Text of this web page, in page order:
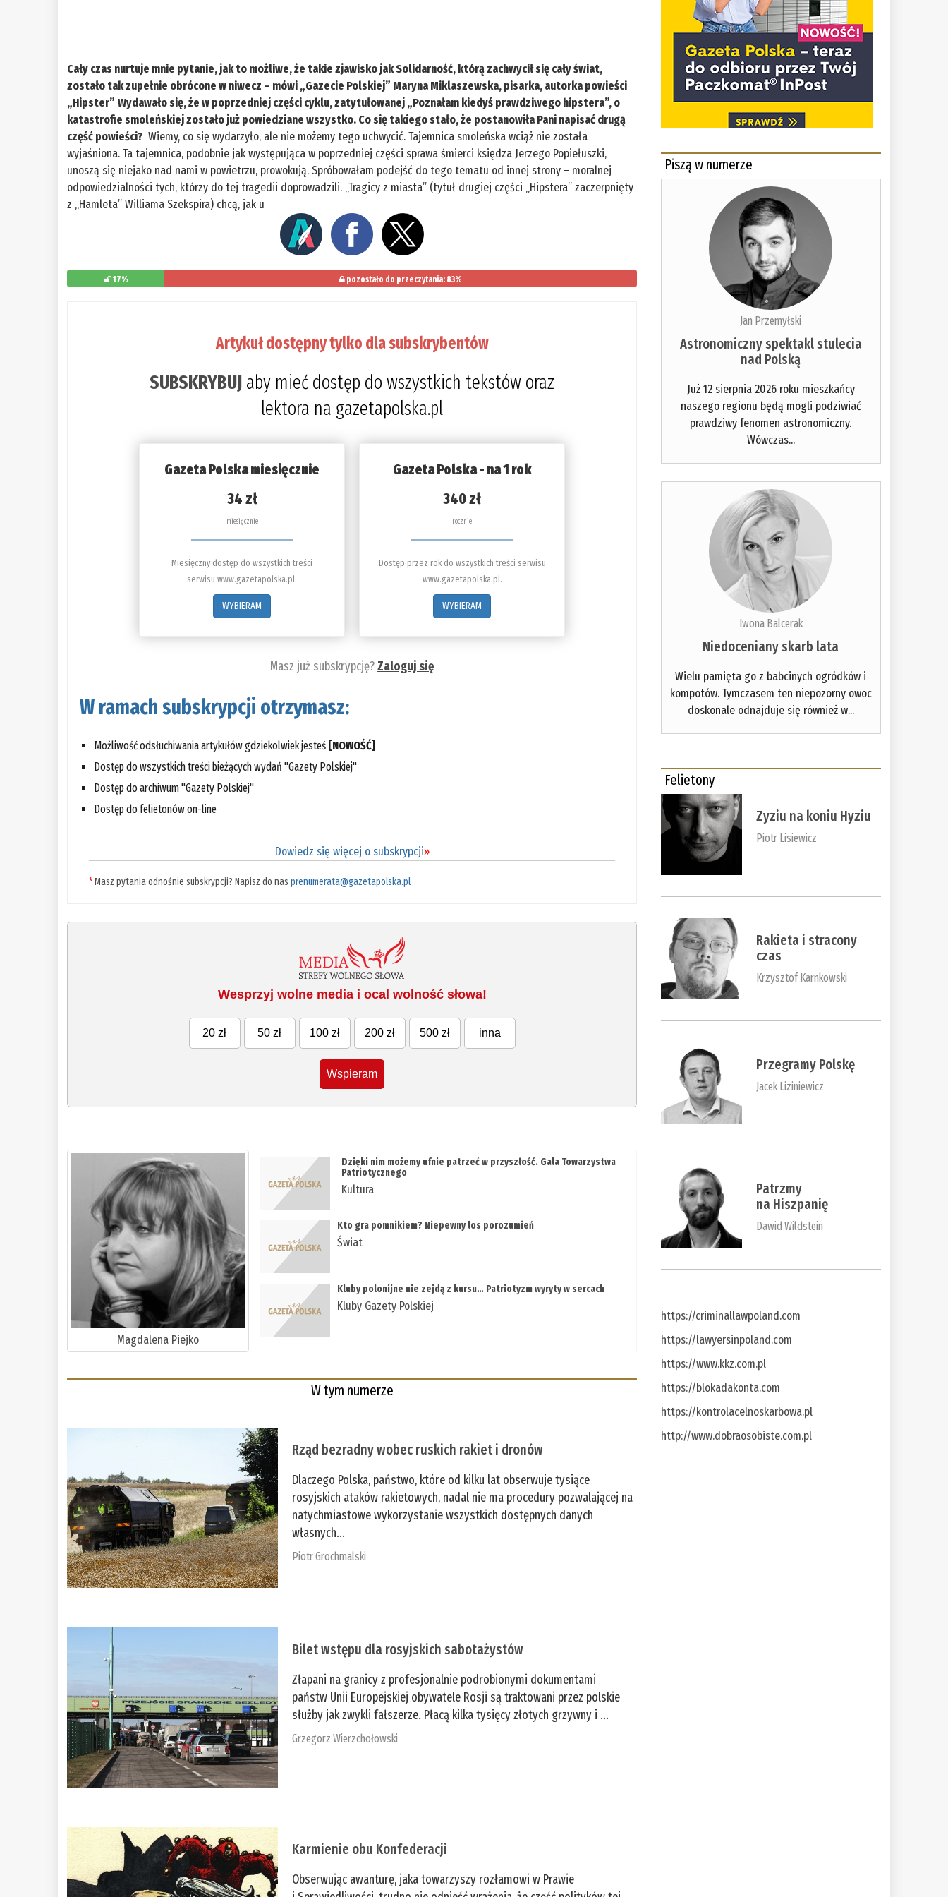
Cały czas nurtuje mnie pytanie, jak to możliwe, że takie zjawisko jak Solidarność, którą zachwycił się cały świat,
zostało tak zupełnie obrócone w niwecz – mówi „Gazecie Polskiej” Maryna Miklaszewska, pisarka, autorka powieści
„Hipster” Wydawało się, że w poprzedniej części cyklu, zatytułowanej „Poznałam kiedyś prawdziwego hipstera”, o
katastrofie smoleńskiej zostało już powiedziane wszystko. Co się takiego stało, że postanowiła Pani napisać drugą
część powieści? Wiemy, co się wydarzyło, ale nie możemy tego uchwycić. Tajemnica smoleńska wciąż nie została
wyjaśniona. Ta tajemnica, podobnie jak występująca w poprzedniej części sprawa śmierci księdza Jerzego Popiełuszki,
unoszą się niejako nad nami w powietrzu, prowokują. Spróbowałam podejść do tego tematu od innej strony – moralnej
odpowiedzialności tych, którzy do tej tragedii doprowadzili. „Tragicy z miasta” (tytuł drugiej części „Hipstera” zaczerpnięty
z „Hamleta” Williama Szekspira) chcą, jak u
17% pozostało do przeczytania: 83%
Artykuł dostępny tylko dla subskrybentów
SUBSKRYBUJ aby mieć dostęp do wszystkich tekstów oraz
lektora na gazetapolska.pl
Gazeta Polska miesięcznie
34 zł
miesięcznie
Miesięczny dostęp do wszystkich treści
serwisu www.gazetapolska.pl.
WYBIERAM
Gazeta Polska - na 1 rok
340 zł
rocznie
Dostęp przez rok do wszystkich treści serwisu
www.gazetapolska.pl.
WYBIERAM
Masz już subskrypcję?Zaloguj się
W ramach subskrypcji otrzymasz:
Możliwość odsłuchiwania artykułów gdziekolwiek jesteś [NOWOŚĆ]
Dostęp do wszystkich treści bieżących wydań "Gazety Polskiej"
Dostęp do archiwum "Gazety Polskiej"
Dostęp do felietonów on-line
Dowiedz się więcej o subskrypcji»
*Masz pytania odnośnie subskrypcji? Napisz do nasprenumerata@gazetapolska.pl
Wesprzyj wolne media i ocal wolność słowa!
20 zł 50 zł 100 zł 200 zł 500 zł inna
Wspieram
Magdalena Piejko
Dzięki nim możemy ufnie patrzeć w przyszłość. Gala Towarzystwa
Patriotycznego
Kultura
Kto gra pomnikiem? Niepewny los porozumień
Świat
Kluby polonijne nie zejdą z kursu… Patriotyzm wyryty w sercach
Kluby Gazety Polskiej
W tym numerze
Rząd bezradny wobec ruskich rakiet i dronów
Dlaczego Polska, państwo, które od kilku lat obserwuje tysiące
rosyjskich ataków rakietowych, nadal nie ma procedury pozwalającej na
natychmiastowe wykorzystanie wszystkich dostępnych danych
własnych...
Piotr Grochmalski
Bilet wstępu dla rosyjskich sabotażystów
Złapani na granicy z profesjonalnie podrobionymi dokumentami
państw Unii Europejskiej obywatele Rosji są traktowani przez polskie
służby jak zwykli fałszerze. Płacą kilka tysięcy złotych grzywny i ...
Grzegorz Wierzchołowski
Karmienie obu Konfederacji
Obserwując awanturę, jaka towarzyszy rozłamowi w Prawie
Piszą w numerze
Jan Przemyłski
Astronomiczny spektakl stulecia
nad Polską
Już 12 sierpnia 2026 roku mieszkańcy
naszego regionu będą mogli podziwiać
prawdziwy fenomen astronomiczny.
Wówczas...
Iwona Balcerak
Niedoceniany skarb lata
Wielu pamięta go z babcinych ogródków i
kompotów. Tymczasem ten niepozorny owoc
doskonale odnajduje się również w...
Felietony
Zyziu na koniu Hyziu
Piotr Lisiewicz
Rakieta i stracony
czas
Krzysztof Karnkowski
Przegramy Polskę
Jacek Liziniewicz
Patrzmy
na Hiszpanię
Dawid Wildstein
https://criminallawpoland.com
https://lawyersinpoland.com
https://www.kkz.com.pl
https://blokadakonta.com
https://kontrolacelnoskarbowa.pl
http://www.dobraosobiste.com.pl